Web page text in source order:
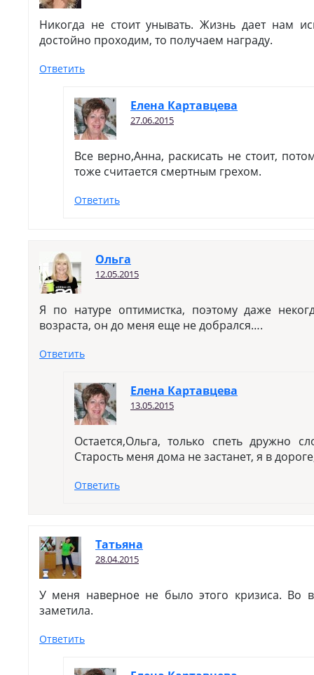
Никогда не стоит унывать. Жизнь дает нам
достойно проходим, то получаем награду.
Ответить
Елена Картавцева
27.06.2015
Все верно,Анна, раскисать не стоит,
тоже считается смертным грехом.
Ответить
Ольга
12.05.2015
Я по натуре оптимистка, поэтому даже
возраста, он до меня еще не добрался….
Ответить
Елена Картавцева
13.05.2015
Остается,Ольга, только спеть дружно
Старость меня дома не застанет, я в
Ответить
Татьяна
28.04.2015
У меня наверное не было этого кризиса. Во
заметила.
Ответить